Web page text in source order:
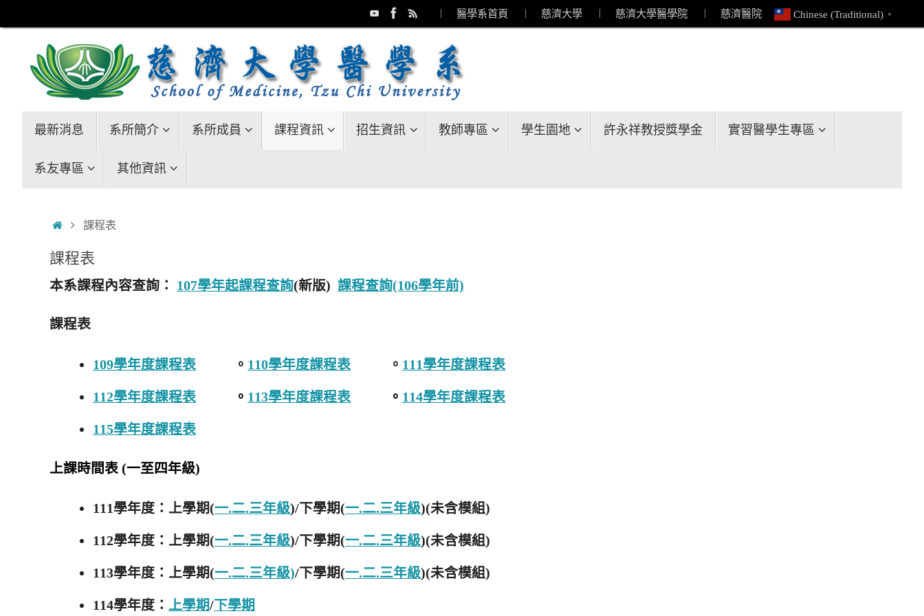
to
︱ 醫學系首頁 ︱ 慈濟大學 ︱ 慈濟大學醫學院 ︱ 慈濟醫院 Chinese (Traditional) ▼
最新消息 系所簡介 系所成員 課程資訊 招生資訊 教師專區 學生園地 許永祥教授獎學金 實習醫學生專區
系友專區 其他資訊
Home課程表
課程表
本系課程內容查詢： 107學年起課程查詢(新版) 課程查詢(106學年前)
課程表
109學年度課程表 。 110學年度課程表 。 111學年度課程表
112學年度課程表 。 113學年度課程表 。 114學年度課程表
115學年度課程表
上課時間表 (一至四年級)
111學年度：上學期(一.二.三年級)/下學期(一.二.三年級)(未含模組)
112學年度：上學期(一.二.三年級)/下學期(一.二.三年級)(未含模組)
113學年度：上學期(一.二.三年級)/下學期(一.二.三年級)(未含模組)
114學年度： 上學期/下學期